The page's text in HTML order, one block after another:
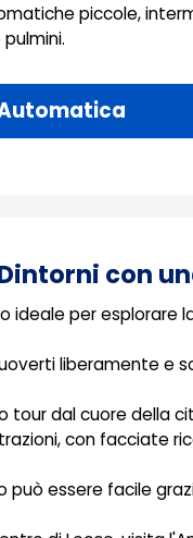
piccole,
con
ideale per esplorare
liberamente e
tour dal cuore della
con facciate
essere facile